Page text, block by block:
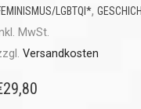
LGBTQI*,
MwSt.
Versandkosten
29,80